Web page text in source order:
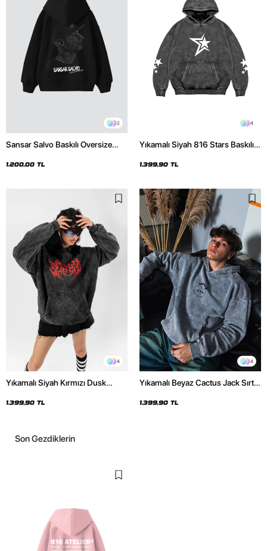
2
Sansar Salvo Baskılı Oversize
1.200,00 TL
4
Yıkamalı Siyah 816 Stars Baskılı
1.399,90 TL
4
Yıkamalı Siyah Kırmızı Dusk
1.399,90 TL
4
Yıkamalı Beyaz Cactus Jack Sırt
1.399,90 TL
Son Gezdiklerin